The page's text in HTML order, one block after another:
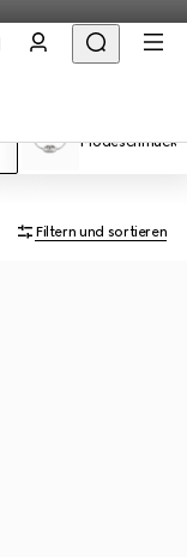
Modeschmuck
Filtern und sortieren